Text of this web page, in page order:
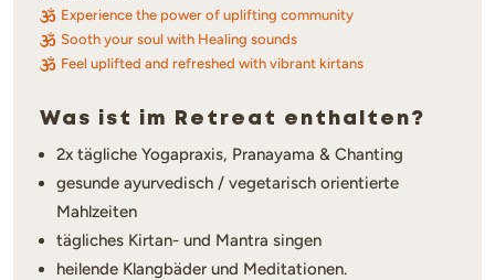
 Experience the power of uplifting community
 Sooth your soul with Healing sounds
 Feel uplifted and refreshed with vibrant kirtans
Was ist im Retreat enthalten?
2x tägliche Yogapraxis, Pranayama & Chanting
gesunde ayurvedisch / vegetarisch orientierte
Mahlzeiten
tägliches Kirtan- und Mantra singen
heilende Klangbäder und Meditationen.